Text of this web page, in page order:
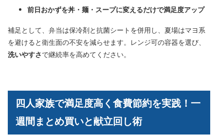
前日おかずを丼・麺・スープに変えるだけで満足度アップ
補足として、弁当は保冷剤と抗菌シートを併用し、夏場はマヨ系
を避けると衛生面の不安を減らせます。レンジ可の容器を選び、
洗いやすさで継続率を高めてください。
四人家族で満足度高く食費節約を実践！一
週間まとめ買いと献立回し術